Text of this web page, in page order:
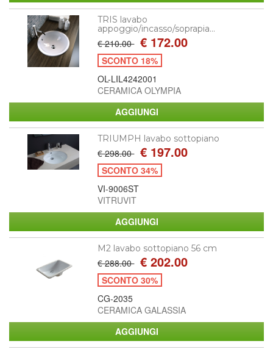
TRIS lavabo
appoggio/incasso/soprapia...
€ 210.00 € 172.00
SCONTO 18%
OL-LIL4242001
CERAMICA OLYMPIA
TRIUMPH lavabo sottopiano
€ 298.00 € 197.00
SCONTO 34%
VI-9006ST
VITRUVIT
M2 lavabo sottopiano 56 cm
€ 288.00 € 202.00
SCONTO 30%
CG-2035
CERAMICA GALASSIA